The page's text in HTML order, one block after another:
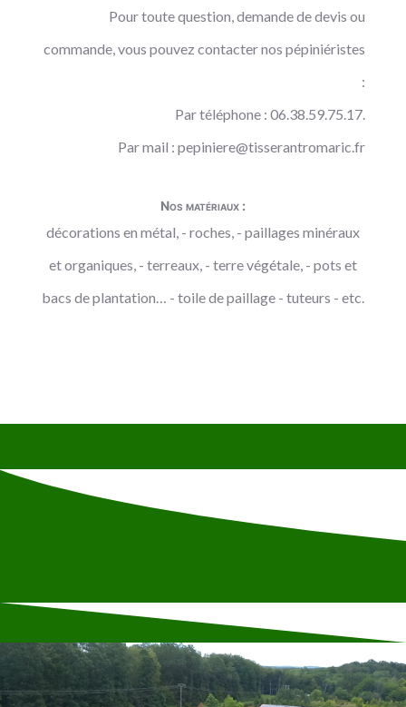
Pour toute question, demande de devis ou
commande, vous pouvez contacter nos pépiniéristes
:
Par téléphone : 06.38.59.75.17.
Par mail :pepiniere@tisserantromaric.fr
Nos matériaux :
décorations en métal, - roches, - paillages minéraux
et organiques, - terreaux, - terre végétale, - pots et
bacs de plantation… - toile de paillage - tuteurs - etc.